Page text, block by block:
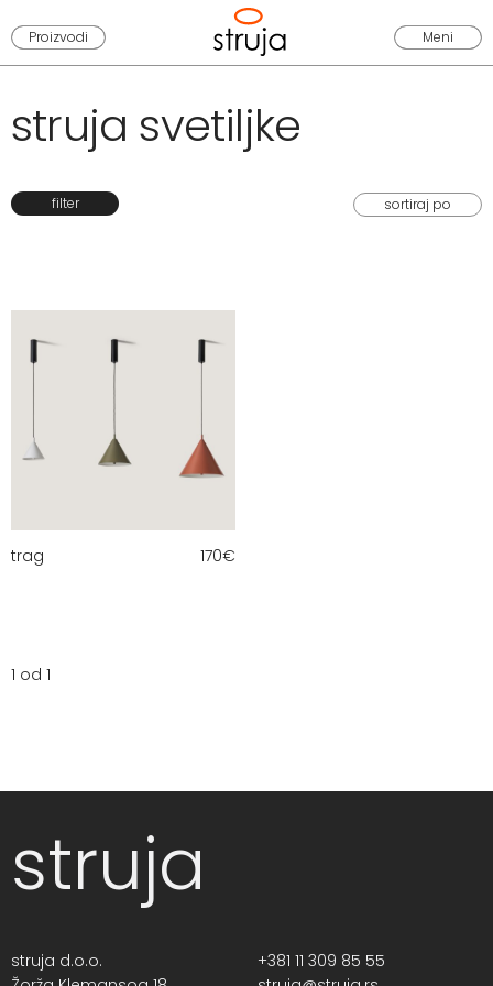
Proizvodi Meni
struja svetiljke
filter
trag 170€
1 od 1
struja
struja d.o.o.
+381 11 309 85 55